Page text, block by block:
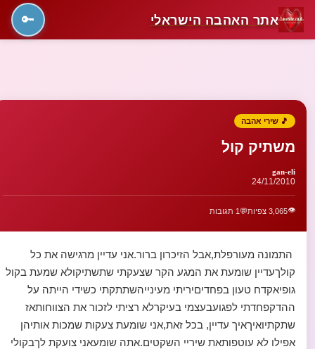
אתר האהבה הישראלי 🔑
🎵 שירי אהבה
משתיק קול
gan-eli
24/11/2010
👁️3,065 צפיות 💬 1 תגובות
התמונה מעורפלת,אבל הזיכרון ברור.אני עדיין מרגישה את כל
קולךעדיין שומעת את המגע הקר שצעקתי שתשתיקולא שמעת בקול
גופיאקדח טעון בפחדיםיריתי מעינייהשתתקתי כשידי הייתה על
ההדקפחדתי לפגועבעצמי בעיקרלא רציתי לזכור את הצווחותאז
שתקתיואיךאיך עדיין, בכל זאת,אני שומעת צעקות שמכות אותיהן
אפילו לא עוטפותאת שיריי השקטים.אתה שומעאני צועקת לךבקולי